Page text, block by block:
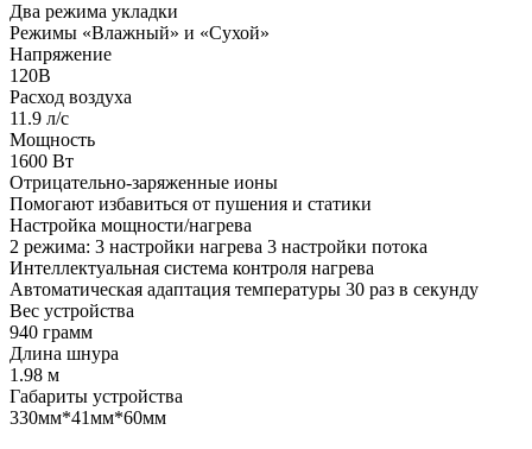
Два режима укладки
Режимы «Влажный» и «Сухой»
Напряжение
120В
Расход воздуха
11.9 л/с
Мощность
1600 Вт
Отрицательно-заряженные ионы
Помогают избавиться от пушения и статики
Настройка мощности/нагрева
2 режима: 3 настройки нагрева 3 настройки потока
Интеллектуальная система контроля нагрева
Автоматическая адаптация температуры 30 раз в секунду
Вес устройства
940 грамм
Длина шнура
1.98 м
Габариты устройства
330мм*41мм*60мм